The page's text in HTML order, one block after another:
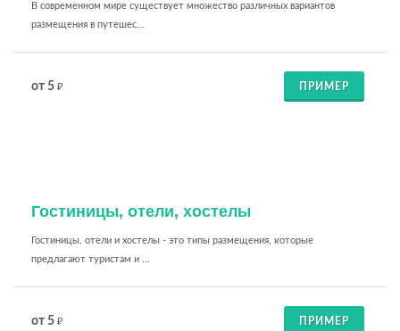
В современном мире существует множество различных вариантов
размещения в путешес...
от 5 ₽ ПРИМЕР
Гостиницы, отели, хостелы
Гостиницы, отели и хостелы - это типы размещения, которые
предлагают туристам и ...
от 5 ₽ ПРИМЕР